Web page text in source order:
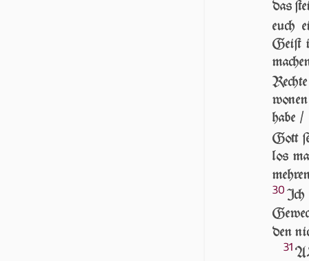
das
euch
Geiſt
habe
Gott
los
30 Ich
den
31